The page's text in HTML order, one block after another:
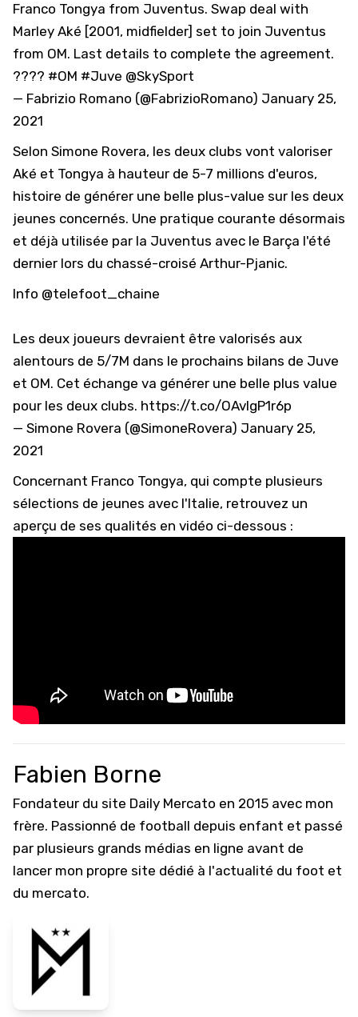
Franco Tongya from Juventus. Swap deal with
Marley Aké [2001, midfielder] set to join Juventus
from OM. Last details to complete the agreement.
???? #OM #Juve @SkySport
— Fabrizio Romano (@FabrizioRomano) January 25,
2021
Selon Simone Rovera, les deux clubs vont valoriser
Aké et Tongya à hauteur de 5-7 millions d'euros,
histoire de générer une belle plus-value sur les deux
jeunes concernés. Une pratique courante désormais
et déjà utilisée par la Juventus avec le Barça l'été
dernier lors du chassé-croisé Arthur-Pjanic.
Info @telefoot_chaine
Les deux joueurs devraient être valorisés aux
alentours de 5/7M dans le prochains bilans de Juve
et OM. Cet échange va générer une belle plus value
pour les deux clubs. https://t.co/OAvIgP1r6p
— Simone Rovera (@SimoneRovera) January 25,
2021
Concernant Franco Tongya, qui compte plusieurs
sélections de jeunes avec l'Italie, retrouvez un
aperçu de ses qualités en vidéo ci-dessous :
Fabien Borne
Fondateur du site Daily Mercato en 2015 avec mon
frère. Passionné de football depuis enfant et passé
par plusieurs grands médias en ligne avant de
lancer mon propre site dédié à l'actualité du foot et
du mercato.